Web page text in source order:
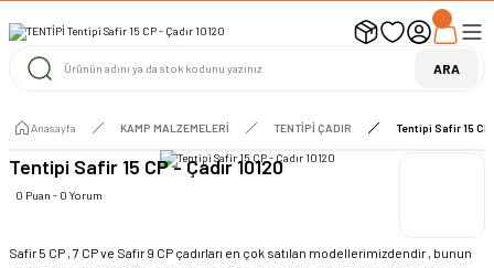
UYARI ! KARGOLAR 13 TEMMUZ 2026 YAPILACAK
1000 TL ve Üzeri Ücretsiz Kargo 1000 TL ve Üzeri Ücretsiz Kargo ARA
Anasayfa KAMP MALZEMELERİ TENTİPİ ÇADIR Tentipi Safir 15 CP
Tentipi Safir 15 CP - Çadır 10120
0 Puan - 0 Yorum
Safir 5 CP , 7 CP ve Safir 9 CP çadırları en çok satılan modellerimizdendir , bunun